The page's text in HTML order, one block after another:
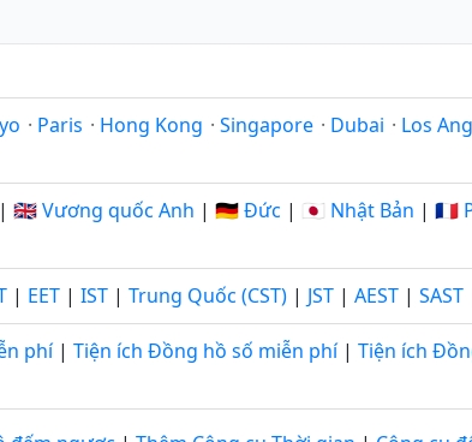
· Paris · Hong Kong · Singapore · Dubai · Los
| 🇬🇧 Vương quốc Anh | 🇩🇪 Đức | 🇯🇵 Nhật Bản | 🇫🇷
| EET | IST | Trung Quốc (CST) | JST | AEST | SAST
phí| Tiện ích Đồng hồ số miễn phí| Tiện ích